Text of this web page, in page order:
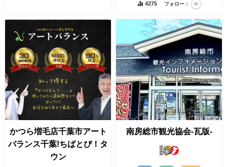
4275 フォロー：
かつら増毛店千葉市アート
バランス千葉!ちばとぴ！タ
ウン
南房総市観光協会-瓦版-